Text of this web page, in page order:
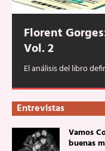
Florent
Vol. 2
El análisis del libro
Entrevistas
Vamos
buenas